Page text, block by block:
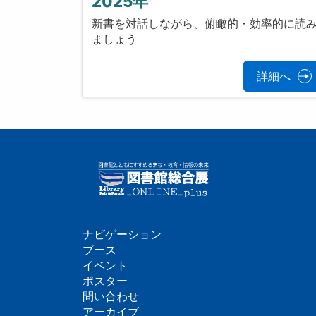
新書を対話しながら、俯瞰的・効率的に読
ましょう
詳細へ
フ
ッ
ナビゲーション
ブース
イベント
ポスター
問い合わせ
アーカイブ